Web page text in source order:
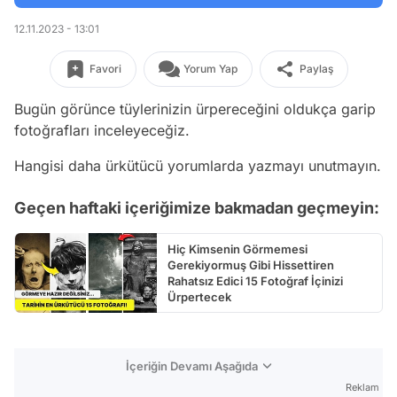
12.11.2023 - 13:01
Favori Yorum Yap Paylaş
Bugün görünce tüylerinizin ürpereceğini oldukça garip
fotoğrafları inceleyeceğiz.
Hangisi daha ürkütücü yorumlarda yazmayı unutmayın.
Geçen haftaki içeriğimize bakmadan geçmeyin:
Hiç Kimsenin Görmemesi
Gerekiyormuş Gibi Hissettiren
Rahatsız Edici 15 Fotoğraf İçinizi
Ürpertecek
İçeriğin Devamı Aşağıda
Reklam